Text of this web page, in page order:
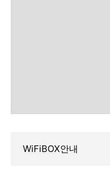
WiFiBOX안내